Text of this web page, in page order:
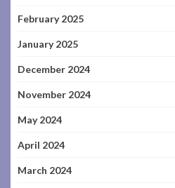
February 2025
January 2025
December 2024
November 2024
May 2024
April 2024
March 2024